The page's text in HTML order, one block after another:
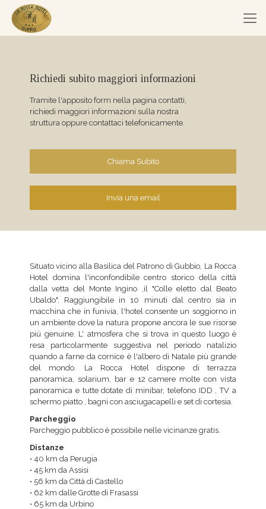
Richiedi subito maggiori informazioni
Tramite l'apposito form nella pagina contatti,
richiedi maggiori informazioni sulla nostra
struttura oppure contattaci telefonicamente.
Chiama Subito
Invia una email
Situato vicino alla Basilica del Patrono di Gubbio, La Rocca
Hotel domina l'inconfondibile centro storico della città
dalla vetta del Monte Ingino ,il "Colle eletto dal Beato
Ubaldo". Raggiungibile in 10 minuti dal centro sia in
macchina che in funivia, l'hotel consente un soggiorno in
un ambiente dove la natura propone ancora le sue risorse
più genuine. L' atmosfera che si trova in questo luogo è
resa particolarmente suggestiva nel periodo natalizio
quando a farne da cornice è l'albero di Natale più grande
del mondo. La Rocca Hotel dispone di terrazza
panoramica, solarium, bar e 12 camere molte con vista
panoramica e tutte dotate di minibar, telefono IDD , TV a
schermo piatto , bagni con asciugacapelli e set di cortesia.
Parcheggio
Parcheggio pubblico è possibile nelle vicinanze gratis.
Distanze
• 40 km da Perugia
• 45 km da Assisi
• 56 km da Città di Castello
• 62 km dalle Grotte di Frasassi
• 65 km da Urbino